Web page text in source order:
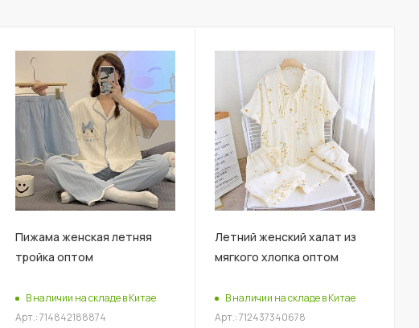
Пижама женская летняя
тройка оптом
В наличии на складе в Китае
Арт.: 714842188874
Летний женский халат из
мягкого хлопка оптом
В наличии на складе в Китае
Арт.: 712437340678